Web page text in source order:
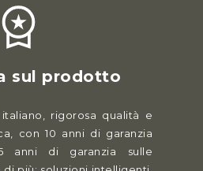
sul prodotto
rigorosa qualità e
con 10 anni di garanzia
anni di garanzia sulle